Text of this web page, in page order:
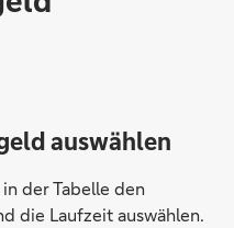
auswählen
in der Tabelle den
die Laufzeit auswählen.